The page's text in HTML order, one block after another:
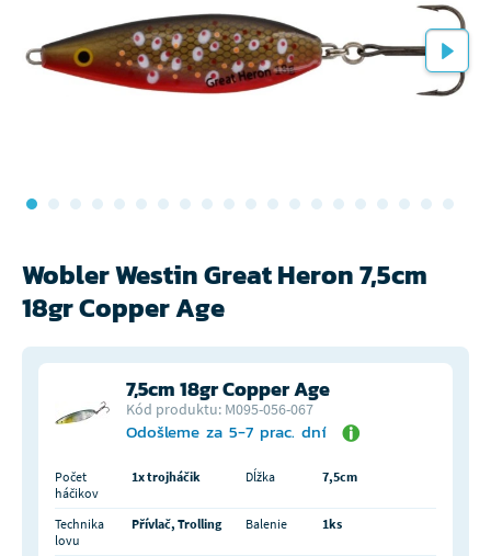
Wobler Westin Great Heron 7,5cm
18gr Copper Age
7,5cm 18gr Copper Age
Kód produktu: M095-056-067
Odošleme za 5-7 prac. dní
Počet
háčikov
1x trojháčik Dĺžka 7,5cm
Technika
lovu
Přívlač, Trolling Balenie 1ks